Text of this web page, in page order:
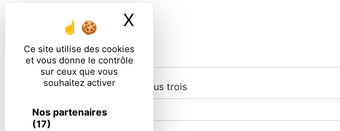
Ce site utilise des cookies
et vous donne le contrôle
sur ceux que vous
souhaitez activer
Nos partenaires
(17)
X
Combien font dix plus trois